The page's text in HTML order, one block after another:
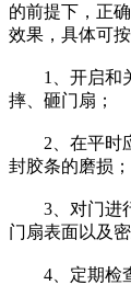
的前提下，正
效果，具体可
1、开启和关
摔、砸门扇；
2、在平时应
封胶条的磨损；
3、对门进行
门扇表面以及密
4、定期检查